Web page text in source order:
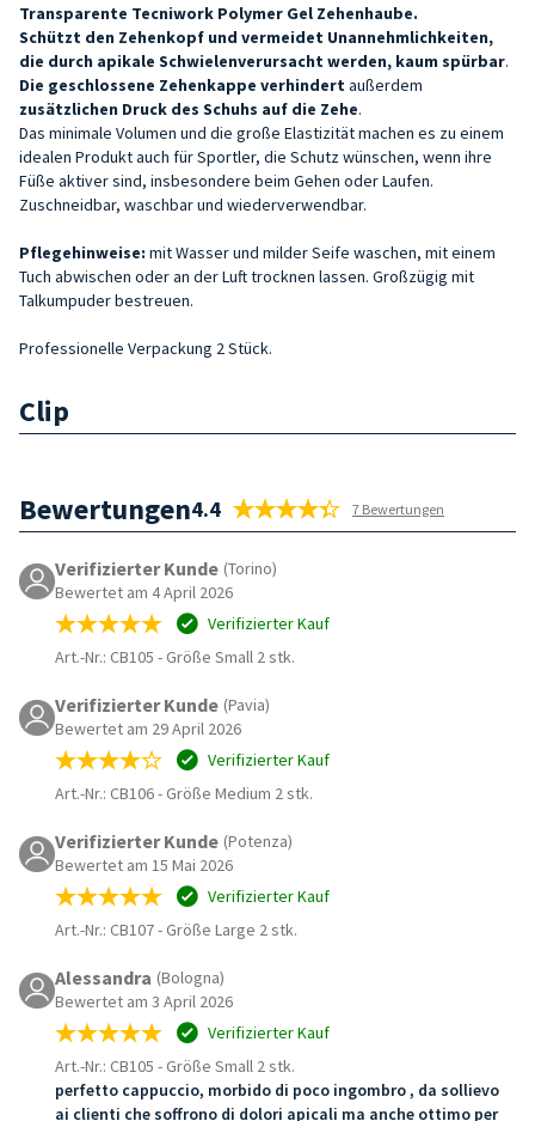
Transparente Tecniwork Polymer Gel Zehenhaube.
Schützt den Zehenkopf und vermeidet Unannehmlichkeiten,
die durch apikale Schwielenverursacht werden, kaum spürbar.
Die geschlossene Zehenkappe verhindert außerdem
zusätzlichen Druck des Schuhs auf die Zehe.
Das minimale Volumen und die große Elastizität machen es zu einem
idealen Produkt auch für Sportler, die Schutz wünschen, wenn ihre
Füße aktiver sind, insbesondere beim Gehen oder Laufen.
Zuschneidbar, waschbar und wiederverwendbar.
Pflegehinweise: mit Wasser und milder Seife waschen, mit einem
Tuch abwischen oder an der Luft trocknen lassen. Großzügig mit
Talkumpuder bestreuen.
Professionelle Verpackung 2 Stück.
Clip
Bewertungen4.4 7 Bewertungen
Verifizierter Kunde (Torino)
Bewertet am 4 April 2026
Verifizierter Kauf
Art.-Nr.: CB105 - Größe Small 2 stk.
Verifizierter Kunde (Pavia)
Bewertet am 29 April 2026
Verifizierter Kauf
Art.-Nr.: CB106- Größe Medium 2 stk.
Verifizierter Kunde (Potenza)
Bewertet am 15 Mai 2026
Verifizierter Kauf
Art.-Nr.: CB107- Größe Large 2 stk.
Alessandra (Bologna)
Bewertet am 3 April 2026
Verifizierter Kauf
Art.-Nr.: CB105 - Größe Small 2 stk.
perfetto cappuccio, morbido di poco ingombro , da sollievo
ai clienti che soffrono di dolori apicali ma anche ottimo per